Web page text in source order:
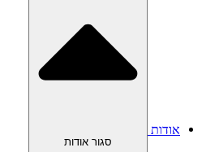
אודות
סגור אודות